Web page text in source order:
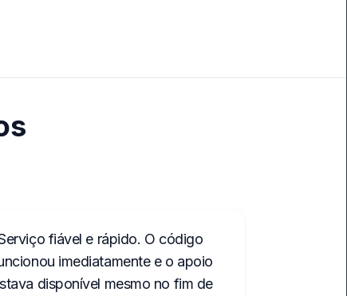
fiável e rápido. O código
imediatamente e o apoio
disponível mesmo no fim de